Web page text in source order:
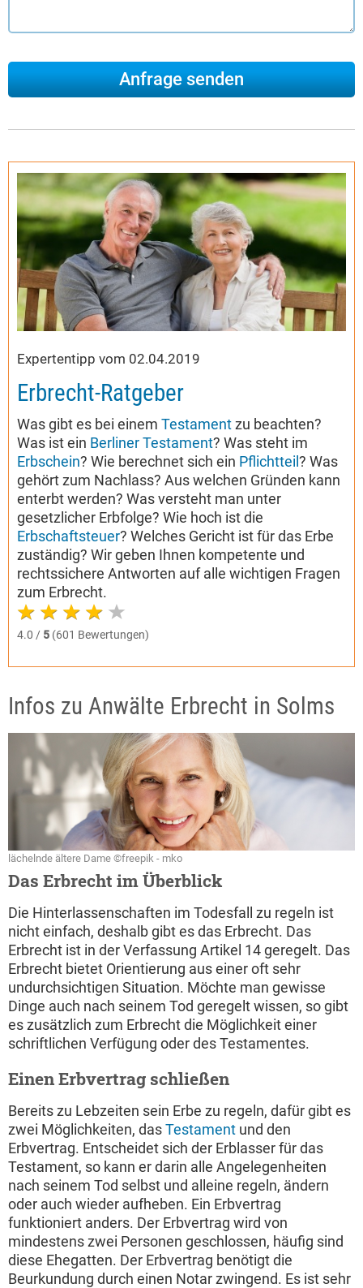
Expertentipp vom 02.04.2019
Erbrecht-Ratgeber
Was gibt es bei einem Testamentzu beachten?
Was ist ein Berliner Testament? Was steht im
Erbschein? Wie berechnet sich ein Pflichtteil ? Was
gehört zum Nachlass? Aus welchen Gründen kann
enterbt werden? Was versteht man unter
gesetzlicher Erbfolge? Wie hoch ist die
Erbschaftsteuer? Welches Gericht ist für das Erbe
zuständig? Wir geben Ihnen kompetente und
rechtssichere Antworten auf alle wichtigen Fragen
zum Erbrecht.
4.0 / 5 (601 Bewertungen)
Infos zu Anwälte Erbrecht in Solms
lächelnde ältere Dame ©freepik - mko
Das Erbrecht im Überblick
Die Hinterlassenschaften im Todesfall zu regeln ist
nicht einfach, deshalb gibt es das Erbrecht. Das
Erbrecht ist in der Verfassung Artikel 14 geregelt. Das
Erbrecht bietet Orientierung aus einer oft sehr
undurchsichtigen Situation. Möchte man gewisse
Dinge auch nach seinem Tod geregelt wissen, so gibt
es zusätzlich zum Erbrecht die Möglichkeit einer
schriftlichen Verfügung oder des Testamentes.
Einen Erbvertrag schließen
Bereits zu Lebzeiten sein Erbe zu regeln, dafür gibt es
zwei Möglichkeiten, dasTestament und den
Erbvertrag. Entscheidet sich der Erblasser für das
Testament, so kann er darin alle Angelegenheiten
nach seinem Tod selbst und alleine regeln, ändern
oder auch wieder aufheben. Ein Erbvertrag
funktioniert anders. Der Erbvertrag wird von
mindestens zwei Personen geschlossen, häufig sind
diese Ehegatten. Der Erbvertrag benötigt die
Beurkundung durch einen Notar zwingend. Es ist sehr